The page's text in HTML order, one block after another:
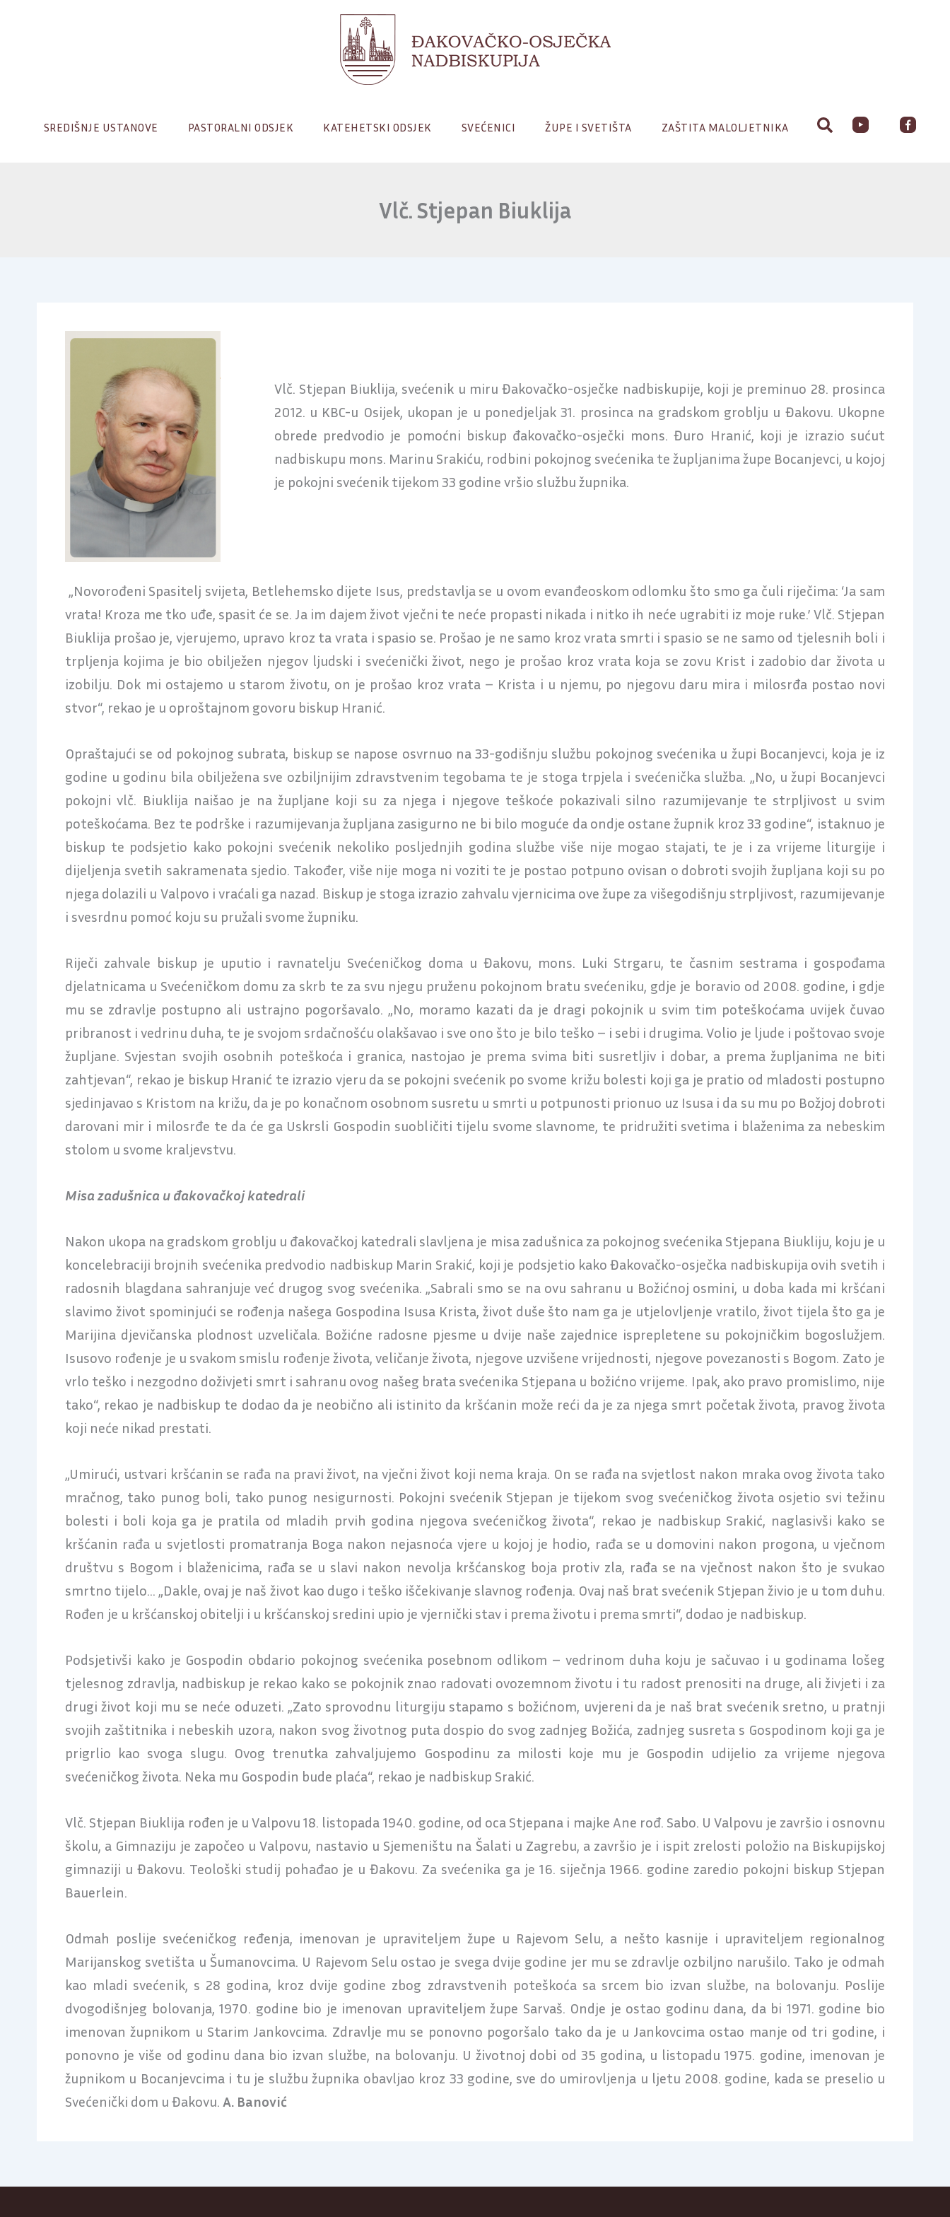
SREDIŠNJE USTANOVE PASTORALNI ODSJEK KATEHETSKI ODSJEK SVEĆENICI ŽUPE I SVETIŠTA ZAŠTITA MALOLJETNIKA
Vlč. Stjepan Biuklija
Vlč. Stjepan Biuklija, svećenik u miru Đakovačko-osječke nadbiskupije, koji je preminuo 28. prosinca
2012. u KBC-u Osijek, ukopan je u ponedjeljak 31. prosinca na gradskom groblju u Đakovu. Ukopne
obrede predvodio je pomoćni biskup đakovačko-osječki mons. Đuro Hranić, koji je izrazio sućut
nadbiskupu mons. Marinu Srakiću, rodbini pokojnog svećenika te župljanima župe Bocanjevci, u kojoj
je pokojni svećenik tijekom 33 godine vršio službu župnika.
„Novorođeni Spasitelj svijeta, Betlehemsko dijete Isus, predstavlja se u ovom evanđeoskom odlomku što smo ga čuli riječima: ‘Ja sam
vrata! Kroza me tko uđe, spasit će se. Ja im dajem život vječni te neće propasti nikada i nitko ih neće ugrabiti iz moje ruke.’ Vlč. Stjepan
Biuklija prošao je, vjerujemo, upravo kroz ta vrata i spasio se. Prošao je ne samo kroz vrata smrti i spasio se ne samo od tjelesnih boli i
trpljenja kojima je bio obilježen njegov ljudski i svećenički život, nego je prošao kroz vrata koja se zovu Krist i zadobio dar života u
izobilju. Dok mi ostajemo u starom životu, on je prošao kroz vrata – Krista i u njemu, po njegovu daru mira i milosrđa postao novi
stvor“, rekao je u oproštajnom govoru biskup Hranić.
Opraštajući se od pokojnog subrata, biskup se napose osvrnuo na 33-godišnju službu pokojnog svećenika u župi Bocanjevci, koja je iz
godine u godinu bila obilježena sve ozbiljnijim zdravstvenim tegobama te je stoga trpjela i svećenička služba. „No, u župi Bocanjevci
pokojni vlč. Biuklija naišao je na župljane koji su za njega i njegove teškoće pokazivali silno razumijevanje te strpljivost u svim
poteškoćama. Bez te podrške i razumijevanja župljana zasigurno ne bi bilo moguće da ondje ostane župnik kroz 33 godine“, istaknuo je
biskup te podsjetio kako pokojni svećenik nekoliko posljednjih godina službe više nije mogao stajati, te je i za vrijeme liturgije i
dijeljenja svetih sakramenata sjedio. Također, više nije moga ni voziti te je postao potpuno ovisan o dobroti svojih župljana koji su po
njega dolazili u Valpovo i vraćali ga nazad. Biskup je stoga izrazio zahvalu vjernicima ove župe za višegodišnju strpljivost, razumijevanje
i svesrdnu pomoć koju su pružali svome župniku.
Riječi zahvale biskup je uputio i ravnatelju Svećeničkog doma u Đakovu, mons. Luki Strgaru, te časnim sestrama i gospođama
djelatnicama u Svećeničkom domu za skrb te za svu njegu pruženu pokojnom bratu svećeniku, gdje je boravio od 2008. godine, i gdje
mu se zdravlje postupno ali ustrajno pogoršavalo. „No, moramo kazati da je dragi pokojnik u svim tim poteškoćama uvijek čuvao
pribranost i vedrinu duha, te je svojom srdačnošću olakšavao i sve ono što je bilo teško – i sebi i drugima. Volio je ljude i poštovao svoje
župljane. Svjestan svojih osobnih poteškoća i granica, nastojao je prema svima biti susretljiv i dobar, a prema župljanima ne biti
zahtjevan“, rekao je biskup Hranić te izrazio vjeru da se pokojni svećenik po svome križu bolesti koji ga je pratio od mladosti postupno
sjedinjavao s Kristom na križu, da je po konačnom osobnom susretu u smrti u potpunosti prionuo uz Isusa i da su mu po Božjoj dobroti
darovani mir i milosrđe te da će ga Uskrsli Gospodin suobličiti tijelu svome slavnome, te pridružiti svetima i blaženima za nebeskim
stolom u svome kraljevstvu.
Misa zadušnica u đakovačkoj katedrali
Nakon ukopa na gradskom groblju u đakovačkoj katedrali slavljena je misa zadušnica za pokojnog svećenika Stjepana Biukliju, koju je u
koncelebraciji brojnih svećenika predvodio nadbiskup Marin Srakić, koji je podsjetio kako Đakovačko-osječka nadbiskupija ovih svetih i
radosnih blagdana sahranjuje već drugog svog svećenika. „Sabrali smo se na ovu sahranu u Božićnoj osmini, u doba kada mi kršćani
slavimo život spominjući se rođenja našega Gospodina Isusa Krista, život duše što nam ga je utjelovljenje vratilo, život tijela što ga je
Marijina djevičanska plodnost uzveličala. Božićne radosne pjesme u dvije naše zajednice isprepletene su pokojničkim bogoslužjem.
Isusovo rođenje je u svakom smislu rođenje života, veličanje života, njegove uzvišene vrijednosti, njegove povezanosti s Bogom. Zato je
vrlo teško i nezgodno doživjeti smrt i sahranu ovog našeg brata svećenika Stjepana u božićno vrijeme. Ipak, ako pravo promislimo, nije
tako“, rekao je nadbiskup te dodao da je neobično ali istinito da kršćanin može reći da je za njega smrt početak života, pravog života
koji neće nikad prestati.
„Umirući, ustvari kršćanin se rađa na pravi život, na vječni život koji nema kraja. On se rađa na svjetlost nakon mraka ovog života tako
mračnog, tako punog boli, tako punog nesigurnosti. Pokojni svećenik Stjepan je tijekom svog svećeničkog života osjetio svi težinu
bolesti i boli koja ga je pratila od mladih prvih godina njegova svećeničkog života“, rekao je nadbiskup Srakić, naglasivši kako se
kršćanin rađa u svjetlosti promatranja Boga nakon nejasnoća vjere u kojoj je hodio, rađa se u domovini nakon progona, u vječnom
društvu s Bogom i blaženicima, rađa se u slavi nakon nevolja kršćanskog boja protiv zla, rađa se na vječnost nakon što je svukao
smrtno tijelo… „Dakle, ovaj je naš život kao dugo i teško iščekivanje slavnog rođenja. Ovaj naš brat svećenik Stjepan živio je u tom duhu.
Rođen je u kršćanskoj obitelji i u kršćanskoj sredini upio je vjernički stav i prema životu i prema smrti“, dodao je nadbiskup.
Podsjetivši kako je Gospodin obdario pokojnog svećenika posebnom odlikom – vedrinom duha koju je sačuvao i u godinama lošeg
tjelesnog zdravlja, nadbiskup je rekao kako se pokojnik znao radovati ovozemnom životu i tu radost prenositi na druge, ali živjeti i za
drugi život koji mu se neće oduzeti. „Zato sprovodnu liturgiju stapamo s božićnom, uvjereni da je naš brat svećenik sretno, u pratnji
svojih zaštitnika i nebeskih uzora, nakon svog životnog puta dospio do svog zadnjeg Božića, zadnjeg susreta s Gospodinom koji ga je
prigrlio kao svoga slugu. Ovog trenutka zahvaljujemo Gospodinu za milosti koje mu je Gospodin udijelio za vrijeme njegova
svećeničkog života. Neka mu Gospodin bude plaća“, rekao je nadbiskup Srakić.
Vlč. Stjepan Biuklija rođen je u Valpovu 18. listopada 1940. godine, od oca Stjepana i majke Ane rođ. Sabo. U Valpovu je završio i osnovnu
školu, a Gimnaziju je započeo u Valpovu, nastavio u Sjemeništu na Šalati u Zagrebu, a završio je i ispit zrelosti položio na Biskupijskoj
gimnaziji u Đakovu. Teološki studij pohađao je u Đakovu. Za svećenika ga je 16. siječnja 1966. godine zaredio pokojni biskup Stjepan
Bauerlein.
Odmah poslije svećeničkog ređenja, imenovan je upraviteljem župe u Rajevom Selu, a nešto kasnije i upraviteljem regionalnog
Marijanskog svetišta u Šumanovcima. U Rajevom Selu ostao je svega dvije godine jer mu se zdravlje ozbiljno narušilo. Tako je odmah
kao mladi svećenik, s 28 godina, kroz dvije godine zbog zdravstvenih poteškoća sa srcem bio izvan službe, na bolovanju. Poslije
dvogodišnjeg bolovanja, 1970. godine bio je imenovan upraviteljem župe Sarvaš. Ondje je ostao godinu dana, da bi 1971. godine bio
imenovan župnikom u Starim Jankovcima. Zdravlje mu se ponovno pogoršalo tako da je u Jankovcima ostao manje od tri godine, i
ponovno je više od godinu dana bio izvan službe, na bolovanju. U životnoj dobi od 35 godina, u listopadu 1975. godine, imenovan je
župnikom u Bocanjevcima i tu je službu župnika obavljao kroz 33 godine, sve do umirovljenja u ljetu 2008. godine, kada se preselio u
Svećenički dom u Đakovu. A. Banović